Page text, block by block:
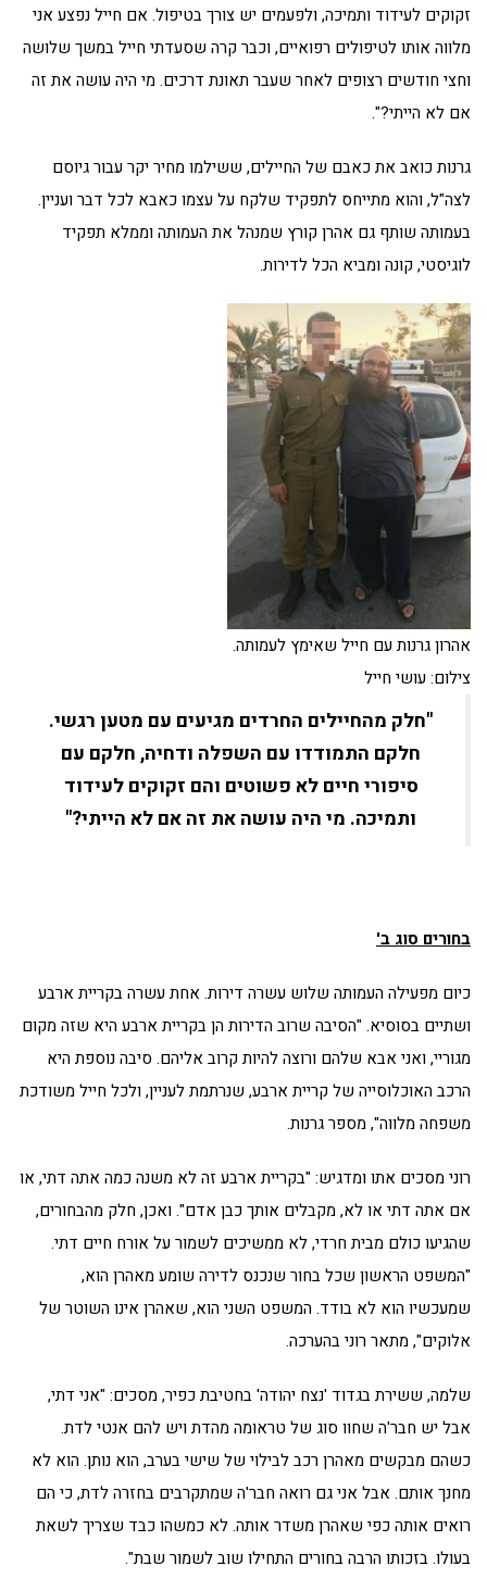
זקוקים לעידוד ותמיכה, ולפעמים יש צורך בטיפול. אם חייל נפצע אני
מלווה אותו לטיפולים רפואיים, וכבר קרה שסעדתי חייל במשך שלושה
וחצי חודשים רצופים לאחר שעבר תאונת דרכים. מי היה עושה את זה
אם לא הייתי?".
גרנות כואב את כאבם של החיילים, ששילמו מחיר יקר עבור גיוסם
לצה"ל, והוא מתייחס לתפקיד שלקח על עצמו כאבא לכל דבר ועניין.
בעמותה שותף גם אהרן קורץ שמנהל את העמותה וממלא תפקיד
לוגיסטי, קונה ומביא הכל לדירות.
אהרון גרנות עם חייל שאימץ לעמותה.
צילום: עושי חייל
"חלק מהחיילים החרדים מגיעים עם מטען רגשי.
חלקם התמודדו עם השפלה ודחיה, חלקם עם
סיפורי חיים לא פשוטים והם זקוקים לעידוד
ותמיכה. מי היה עושה את זה אם לא הייתי?"
בחורים סוג ב'
כיום מפעילה העמותה שלוש עשרה דירות. אחת עשרה בקריית ארבע
ושתיים בסוסיא. "הסיבה שרוב הדירות הן בקריית ארבע היא שזה מקום
מגוריי, ואני אבא שלהם ורוצה להיות קרוב אליהם. סיבה נוספת היא
הרכב האוכלוסייה של קריית ארבע, שנרתמת לעניין, ולכל חייל משודכת
משפחה מלווה", מספר גרנות.
רוני מסכים אתו ומדגיש: "בקריית ארבע זה לא משנה כמה אתה דתי, או
אם אתה דתי או לא, מקבלים אותך כבן אדם". ואכן, חלק מהבחורים,
שהגיעו כולם מבית חרדי, לא ממשיכים לשמור על אורח חיים דתי.
"המשפט הראשון שכל בחור שנכנס לדירה שומע מאהרן הוא,
שמעכשיו הוא לא בודד. המשפט השני הוא, שאהרן אינו השוטר של
אלוקים", מתאר רוני בהערכה.
שלמה, ששירת בגדוד 'נצח יהודה' בחטיבת כפיר, מסכים: "אני דתי,
אבל יש חבר'ה שחוו סוג של טראומה מהדת ויש להם אנטי לדת.
כשהם מבקשים מאהרן רכב לבילוי של שישי בערב, הוא נותן. הוא לא
מחנך אותם. אבל אני גם רואה חבר'ה שמתקרבים בחזרה לדת, כי הם
רואים אותה כפי שאהרן משדר אותה. לא כמשהו כבד שצריך לשאת
בעולו. בזכותו הרבה בחורים התחילו שוב לשמור שבת".